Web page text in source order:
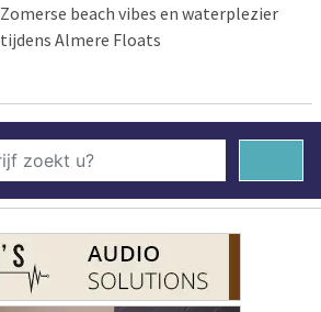
Zomerse beach vibes en waterplezier
tijdens Almere Floats